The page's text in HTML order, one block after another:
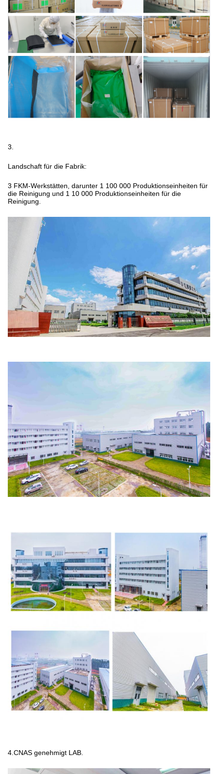
3.
Landschaft für die Fabrik:
3 FKM-Werkstätten, darunter 1 100 000 Produktionseinheiten für
die Reinigung und 1 10 000 Produktionseinheiten für die
Reinigung.
4.CNAS genehmigt LAB.